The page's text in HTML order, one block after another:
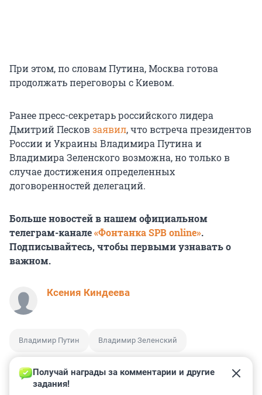
При этом, по словам Путина, Москва готова
продолжать переговоры с Киевом.
Ранее пресс-секретарь российского лидера
Дмитрий Песковзаявил, что встреча президентов
России и Украины Владимира Путина и
Владимира Зеленского возможна, но только в
случае достижения определенных
договоренностей делегаций.
Больше новостей в нашем официальном
телеграм-канале«Фонтанка SPB online».
Подписывайтесь, чтобы первыми узнавать о
важном.
Ксения Киндеева
Владимир Путин Владимир Зеленский
Получай награды за комментарии и другие
задания!